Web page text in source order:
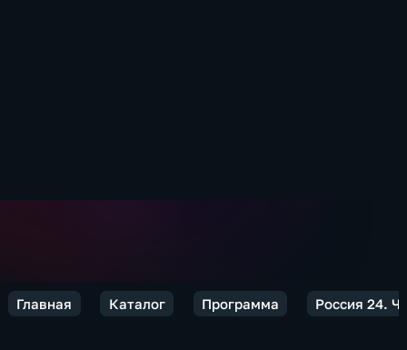
Главная Каталог Программа Россия 24.